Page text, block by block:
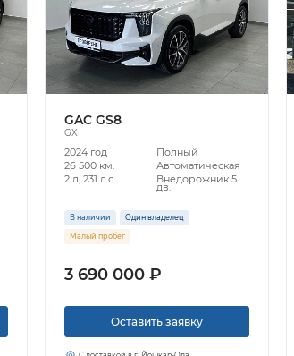
GAC GS8
GX
2024 год
Полный
26 500 км.
Автоматическая
2 л, 231 л.с.
Внедорожник 5
дв.
В наличии Один владелец
Малый пробег
3 690 000 ₽
Оставить заявку